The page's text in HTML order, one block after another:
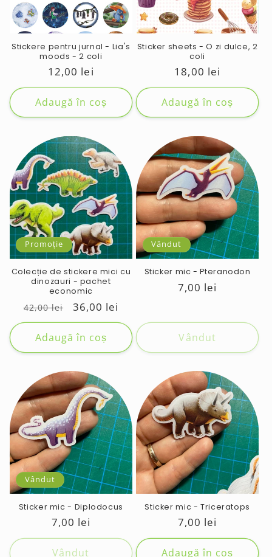
:
Stickere pentru jurnal - Lia's
moods - 2 coli
Preț
obișnuit
12,00 lei
Adaugă în coș
Sticker sheets - O zi dulce, 2
coli
Preț
obișnuit
18,00 lei
Adaugă în coș
Promoție
Colecție de stickere mici cu
dinozauri - pachet
economic
Preț
obișnuit
42,00 lei
Preț
de
vânzare
36,00 lei
Adaugă în coș
Vândut
Sticker mic - Pteranodon
Preț
7,00 lei
Vândut
Vândut
Sticker mic - Diplodocus
Preț
obișnuit
7,00 lei
Vândut
Sticker mic - Triceratops
Preț
obișnuit
7,00 lei
Adaugă în coș